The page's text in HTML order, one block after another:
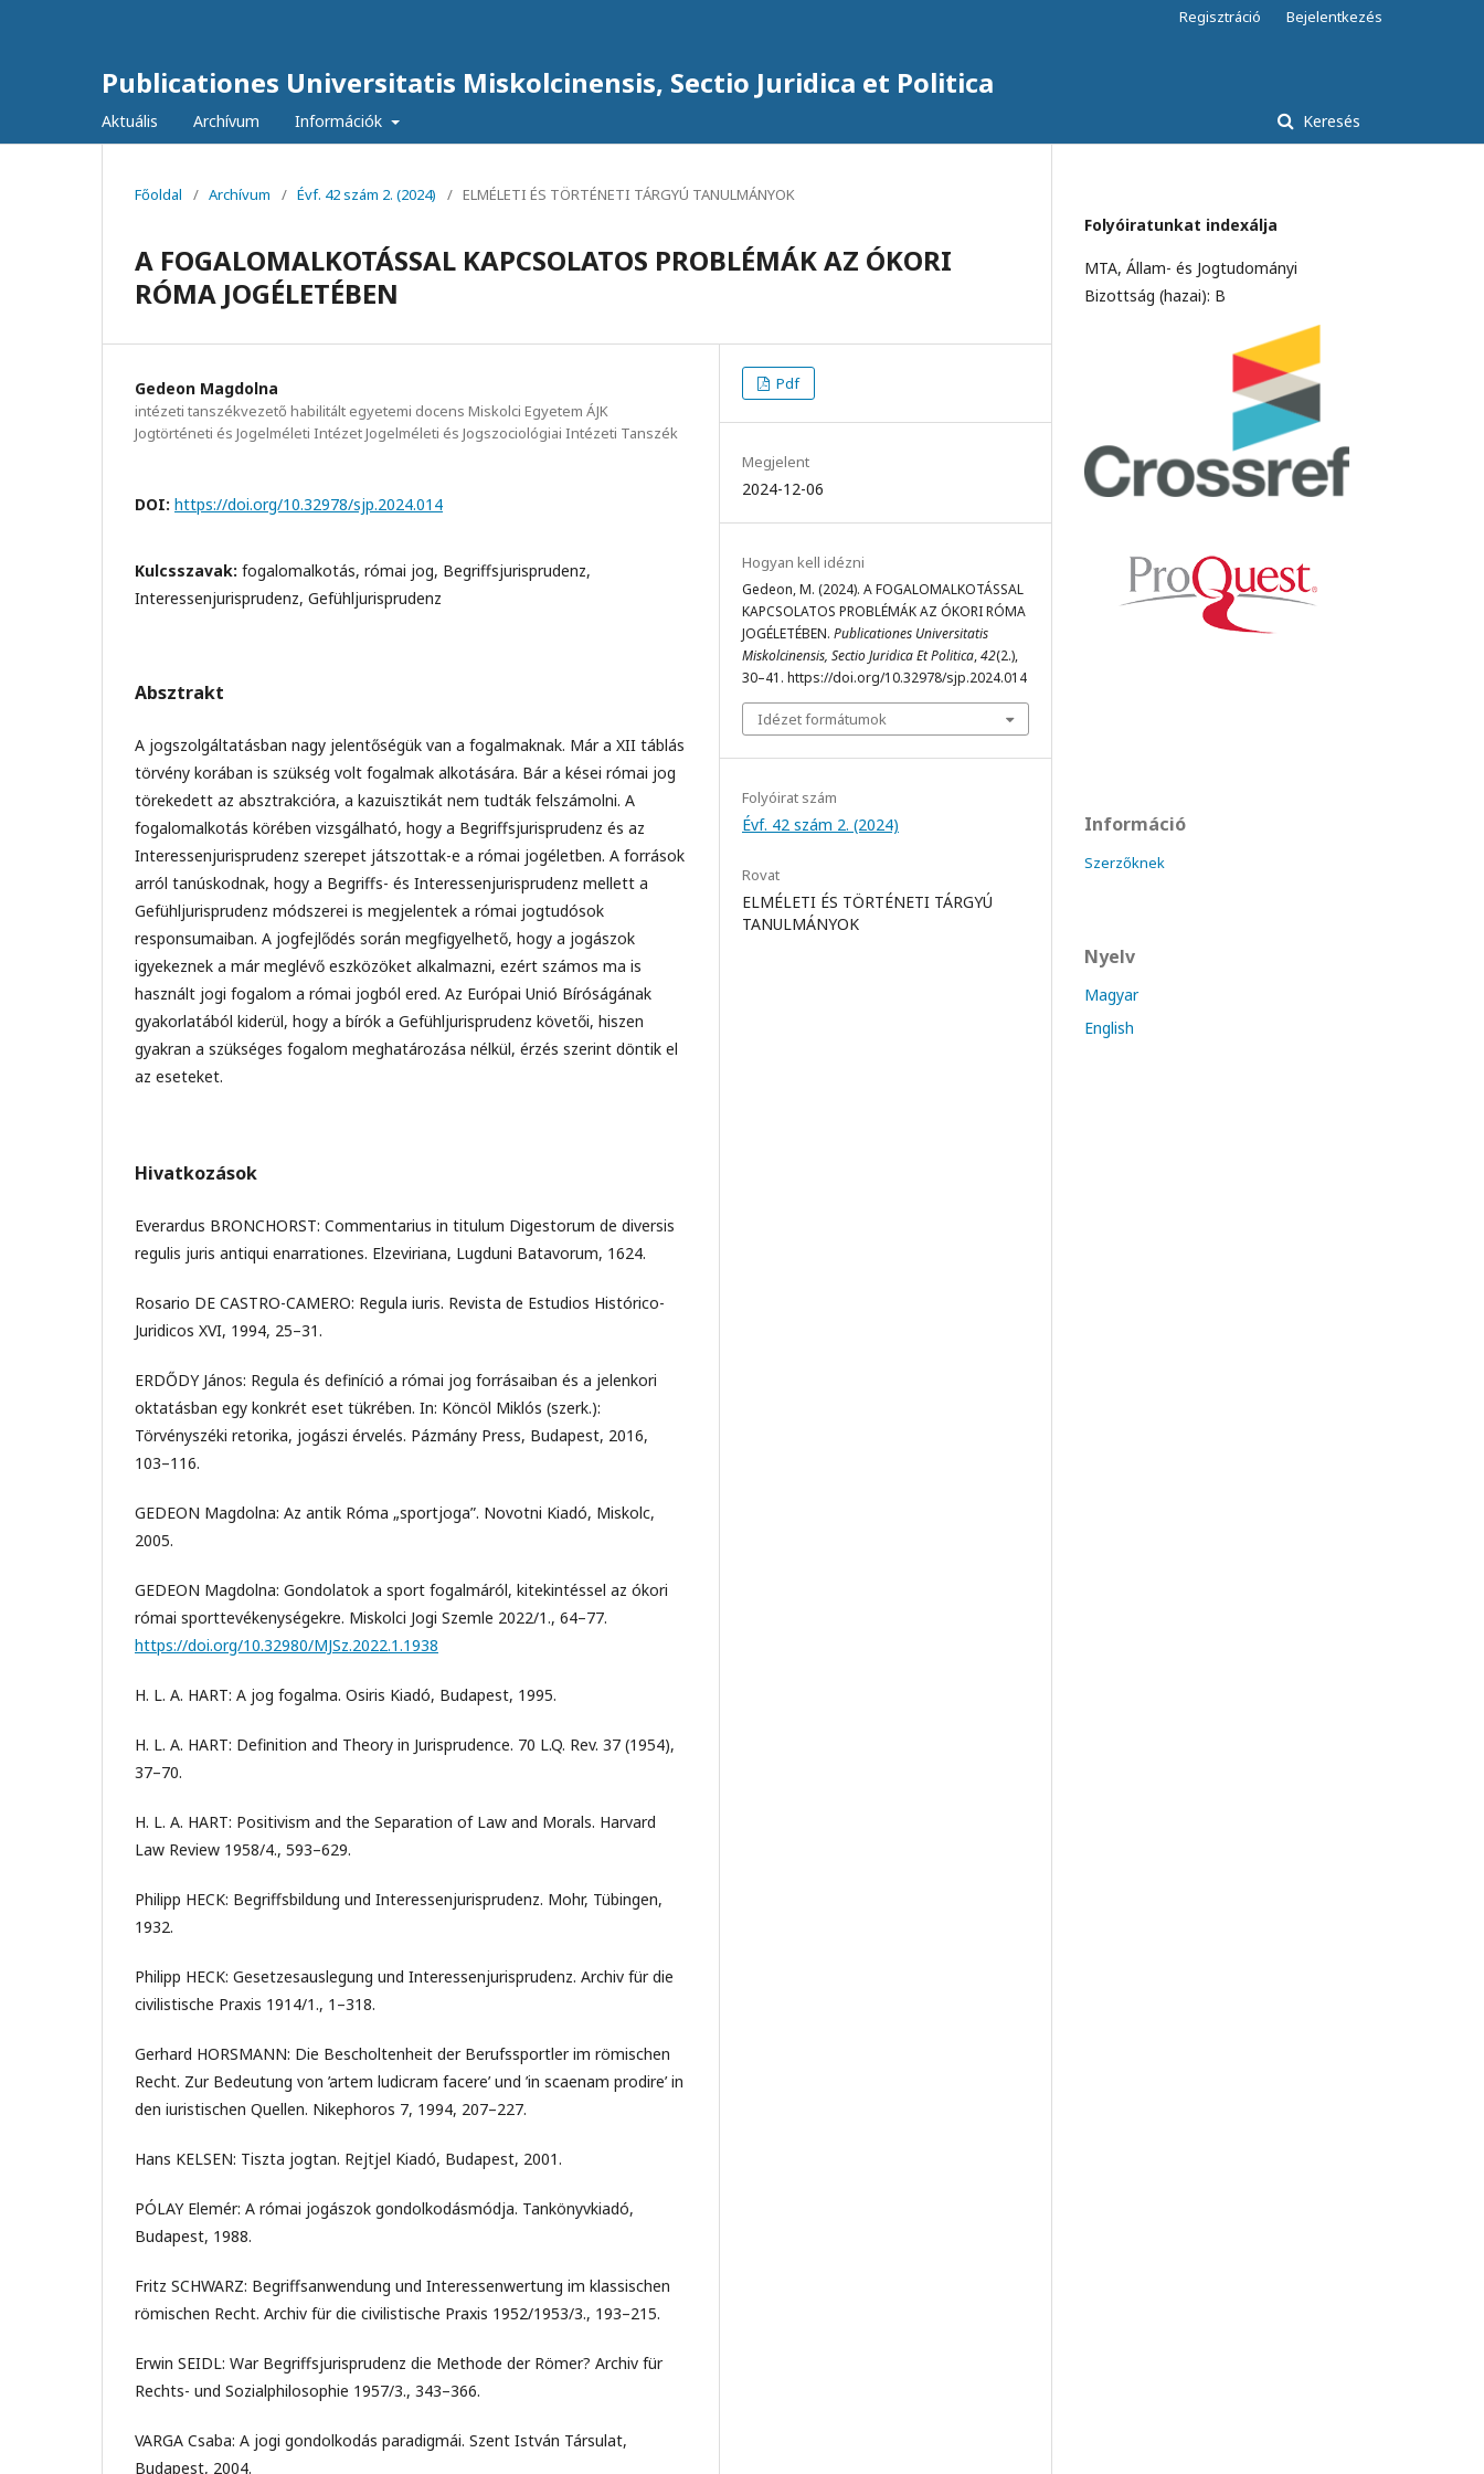
Publicationes Universitatis Miskolcinensis, Sectio Juridica et Politica
Aktuális Archívum Információk Keresés
Regisztráció Bejelentkezés
Főoldal / Archívum / Évf. 42 szám 2. (2024) / ELMÉLETI ÉS TÖRTÉNETI TÁRGYÚ TANULMÁNYOK
A FOGALOMALKOTÁSSAL KAPCSOLATOS PROBLÉMÁK AZ ÓKORI
RÓMA JOGÉLETÉBEN
Gedeon Magdolna
intézeti tanszékvezető habilitált egyetemi docens Miskolci Egyetem ÁJK
Jogtörténeti és Jogelméleti Intézet Jogelméleti és Jogszociológiai Intézeti Tanszék
DOI: https://doi.org/10.32978/sjp.2024.014
Kulcsszavak: fogalomalkotás, római jog, Begriffsjurisprudenz,
Interessenjurisprudenz, Gefühljurisprudenz
Absztrakt
A jogszolgáltatásban nagy jelentőségük van a fogalmaknak. Már a XII táblás
törvény korában is szükség volt fogalmak alkotására. Bár a kései római jog
törekedett az absztrakcióra, a kazuisztikát nem tudták felszámolni. A
fogalomalkotás körében vizsgálható, hogy a Begriffsjurisprudenz és az
Interessenjurisprudenz szerepet játszottak-e a római jogéletben. A források
arról tanúskodnak, hogy a Begriffs- és Interessenjurisprudenz mellett a
Gefühljurisprudenz módszerei is megjelentek a római jogtudósok
responsumaiban. A jogfejlődés során megfigyelhető, hogy a jogászok
igyekeznek a már meglévő eszközöket alkalmazni, ezért számos ma is
használt jogi fogalom a római jogból ered. Az Európai Unió Bíróságának
gyakorlatából kiderül, hogy a bírók a Gefühljurisprudenz követői, hiszen
gyakran a szükséges fogalom meghatározása nélkül, érzés szerint döntik el
az eseteket.
Hivatkozások
Everardus BRONCHORST: Commentarius in titulum Digestorum de diversis
regulis juris antiqui enarrationes. Elzeviriana, Lugduni Batavorum, 1624.
Rosario DE CASTRO-CAMERO: Regula iuris. Revista de Estudios Histórico-
Juridicos XVI, 1994, 25–31.
ERDŐDY János: Regula és definíció a római jog forrásaiban és a jelenkori
oktatásban egy konkrét eset tükrében. In: Köncöl Miklós (szerk.):
Törvényszéki retorika, jogászi érvelés. Pázmány Press, Budapest, 2016,
103–116.
GEDEON Magdolna: Az antik Róma „sportjoga”. Novotni Kiadó, Miskolc,
2005.
GEDEON Magdolna: Gondolatok a sport fogalmáról, kitekintéssel az ókori
római sporttevékenységekre. Miskolci Jogi Szemle 2022/1., 64–77.
https://doi.org/10.32980/MJSz.2022.1.1938
H. L. A. HART: A jog fogalma. Osiris Kiadó, Budapest, 1995.
H. L. A. HART: Definition and Theory in Jurisprudence. 70 L.Q. Rev. 37 (1954),
37–70.
H. L. A. HART: Positivism and the Separation of Law and Morals. Harvard
Law Review 1958/4., 593–629.
Philipp HECK: Begriffsbildung und Interessenjurisprudenz. Mohr, Tübingen,
1932.
Philipp HECK: Gesetzesauslegung und Interessenjurisprudenz. Archiv für die
civilistische Praxis 1914/1., 1–318.
Gerhard HORSMANN: Die Bescholtenheit der Berufssportler im römischen
Recht. Zur Bedeutung von ’artem ludicram facere’ und ’in scaenam prodire’ in
den iuristischen Quellen. Nikephoros 7, 1994, 207–227.
Hans KELSEN: Tiszta jogtan. Rejtjel Kiadó, Budapest, 2001.
PÓLAY Elemér: A római jogászok gondolkodásmódja. Tankönyvkiadó,
Budapest, 1988.
Fritz SCHWARZ: Begriffsanwendung und Interessenwertung im klassischen
römischen Recht. Archiv für die civilistische Praxis 1952/1953/3., 193–215.
Erwin SEIDL: War Begriffsjurisprudenz die Methode der Römer? Archiv für
Rechts- und Sozialphilosophie 1957/3., 343–366.
VARGA Csaba: A jogi gondolkodás paradigmái. Szent István Társulat,
Budapest, 2004.
Pdf
Megjelent
2024-12-06
Hogyan kell idézni
Gedeon, M. (2024). A FOGALOMALKOTÁSSAL
KAPCSOLATOS PROBLÉMÁK AZ ÓKORI RÓMA
JOGÉLETÉBEN. Publicationes Universitatis
Miskolcinensis, Sectio Juridica Et Politica,42(2.),
30–41. https://doi.org/10.32978/sjp.2024.014
Idézet formátumok
Folyóirat szám
Évf. 42 szám 2. (2024)
Rovat
ELMÉLETI ÉS TÖRTÉNETI TÁRGYÚ
TANULMÁNYOK
Folyóiratunkat indexálja
MTA, Állam- és Jogtudományi
Bizottság (hazai): B
Információ
Szerzőknek
Nyelv
Magyar
English